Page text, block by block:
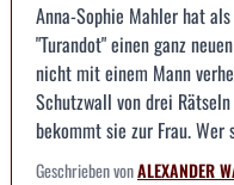
Anna-Sophie Mahler hat
"Turandot" einen ganz
nicht mit einem Mann
Schutzwall von drei
bekommt sie zur Frau.
Geschrieben vonALEXANDER